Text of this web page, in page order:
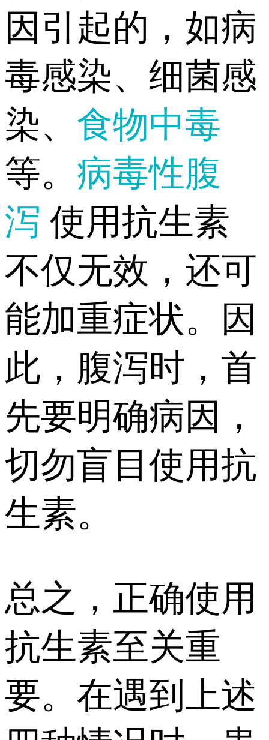
因引起的，如病
毒感染、细菌感
染、 食物中毒
等。 病毒性腹
泻 使用抗生素
不仅无效，还可
能加重症状。因
此，腹泻时，首
先要明确病因，
切勿盲目使用抗
生素。
总之，正确使用
抗生素至关重
要。在遇到上述